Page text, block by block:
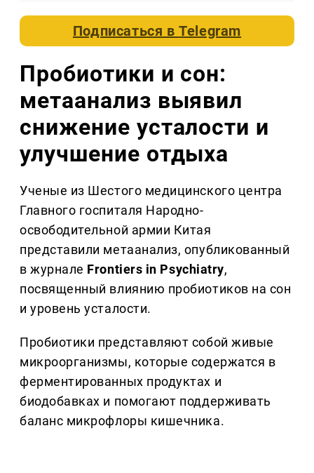
Подписаться вTelegram
Пробиотики и сон:
метаанализ выявил
снижение усталости и
улучшение отдыха
Ученые из Шестого медицинского центра
Главного госпиталя Народно-
освободительной армии Китая
представили метаанализ, опубликованный
в журнале Frontiers in Psychiatry,
посвященный влиянию пробиотиков на сон
и уровень усталости.
Пробиотики представляют собой живые
микроорганизмы, которые содержатся в
ферментированных продуктах и
биодобавках и помогают поддерживать
баланс микрофлоры кишечника.